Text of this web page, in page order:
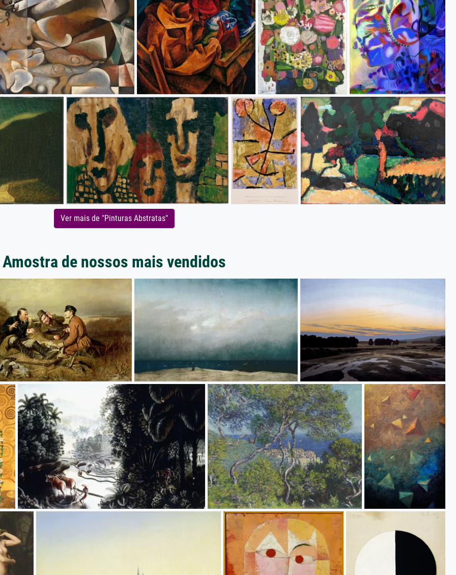
Ver mais de "Pinturas Abstratas"
Amostra de nossos mais vendidos